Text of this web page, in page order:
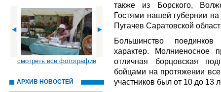
смотреть все фотографии
АРХИВ НОВОСТЕЙ
также из Борского,
Гостями нашей губернии
Пугачев Саратовской
Большинство
характер. Молниеносное
отличная борцовская
бойцами на протяжении
участников был от 10 до 13